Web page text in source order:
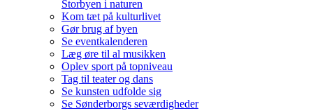
Storbyen i naturen
Kom tæt på kulturlivet
Gør brug af byen
Se eventkalenderen
Læg øre til al musikken
Oplev sport på topniveau
Tag til teater og dans
Se kunsten udfolde sig
Se Sønderborgs seværdigheder